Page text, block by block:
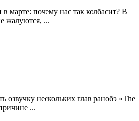
марте: почему нас так колбасит? В
жалуются, ...
озвучку нескольких глав ранобэ «The
...